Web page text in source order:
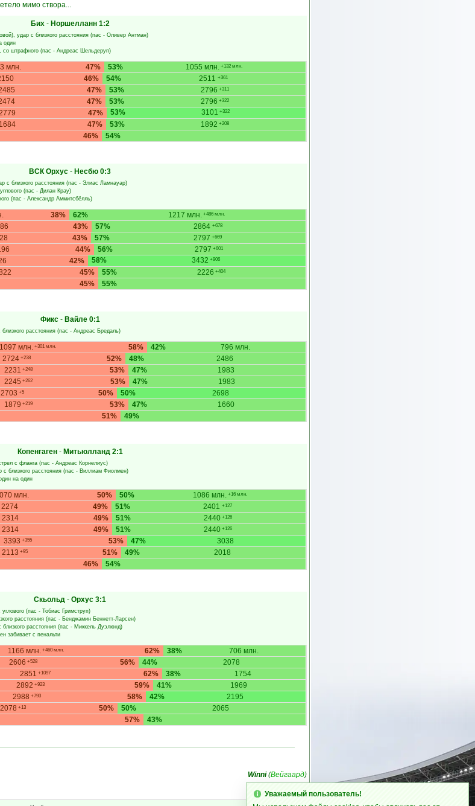
мимо створа...
Бих- Норшелланн 1:2
удар с близкого расстояния (пас - Оливер Антман)
один
со штрафного (пас - Андреас Шельдеруп)
47%
млн. 53% 1055 млн. +132 млн.
46% 54% 2511 +361
47% 53% 2796 +311
47% 53% 2796 +322
47% 53% 3101 +322
47%
1684 53% 1892 +208
46% 54%
ВСК Орхус - Несбю 0:3
с близкого расстояния (пас - Элиас Ламнауар)
(пас - Дилан Крау)
(пас - Александр Аммитсбёлль)
38% 62% 1217 млн. +486 млн.
43% 57% 2864 +678
43% 57% 2797 +669
44% 56% 2797 +601
42% 58% 3432 +906
45% 55% 2226 +404
45% 55%
Фикс- Вайле 0:1
расстояния (пас - Андреас Бредаль)
58%
1097 млн. +301 млн. 42% 796 млн.
52%
2724 +238 48% 2486
53%
2231 +248 47% 1983
53%
2245 +262 47% 1983
50%
2703 +5 50% 2698
53%
1879 +219 47% 1660
51% 49%
Копенгаген- Митьюлланд 2:1
с фланга (пас - Андреас Корнелиус)
с близкого расстояния (пас - Виллиам Фиолмен)
на один
50%
млн. 50% 1086 млн. +16 млн.
49%
2274 51% 2401 +127
49%
2314 51% 2440 +126
49%
2314 51% 2440 +126
53%
3393 +355 47% 3038
51%
2113 +95 49% 2018
46% 54%
Скьольд - Орхус 3:1
углового (пас - Тобиас Гримструп)
расстояния (пас - Бенджамин Беннетт-Ларсен)
близкого расстояния (пас - Миккель Дуэлюнд)
забивает с пенальти
62%
1166 млн. +460 млн. 38% 706 млн.
56%
2606 +528 44% 2078
62%
2851 +1097 38% 1754
59%
2892 +923 41% 1969
58%
2988 +793 42% 2195
50%
2078 +13 50% 2065
57% 43%
Winni(Вейгаард)
Уважаемый пользователь!